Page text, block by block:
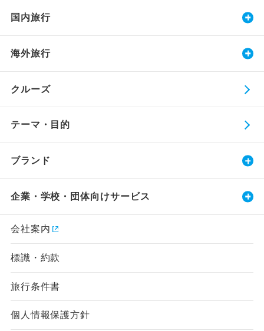
国内旅行
海外旅行
クルーズ
テーマ・目的
ブランド
企業・学校・団体向けサービス
会社案内
標識・約款
旅行条件書
個人情報保護方針